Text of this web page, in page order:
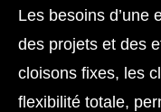
Les besoins d’une
des projets et des
cloisons fixes, les
flexibilité totale,